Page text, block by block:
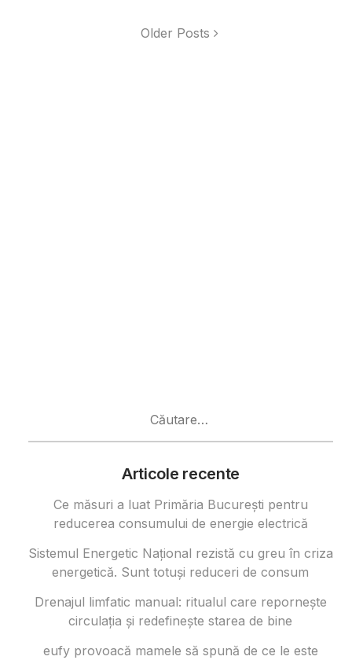
Older Posts
Articole recente
Ce măsuri a luat Primăria București pentru
reducerea consumului de energie electrică
Sistemul Energetic Național rezistă cu greu în criza
energetică. Sunt totuși reduceri de consum
Drenajul limfatic manual: ritualul care repornește
circulația și redefinește starea de bine
eufy provoacă mamele să spună de ce le este